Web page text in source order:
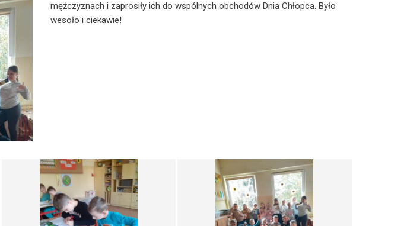
mężczyznach i zaprosiły ich do wspólnych obchodów Dnia Chłopca. Było
wesoło i ciekawie!